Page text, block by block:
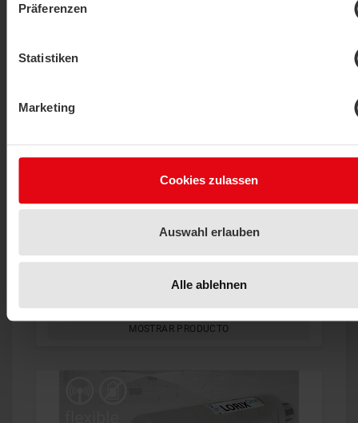
Präferenzen
Statistiken
Marketing
Cookies zulassen
Auswahl erlauben
Alle ablehnen
STC-KNX
Nuevo
MOSTRAR PRODUCTO